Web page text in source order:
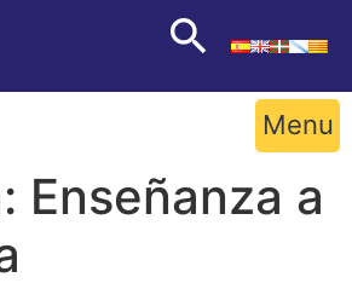
Menu
Enseñanza a